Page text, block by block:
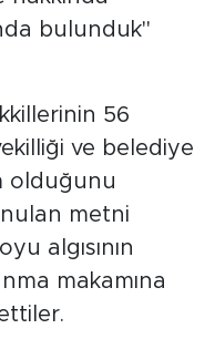
bulunduk''
56
ve belediye
olduğunu
metni
algısının
makamına